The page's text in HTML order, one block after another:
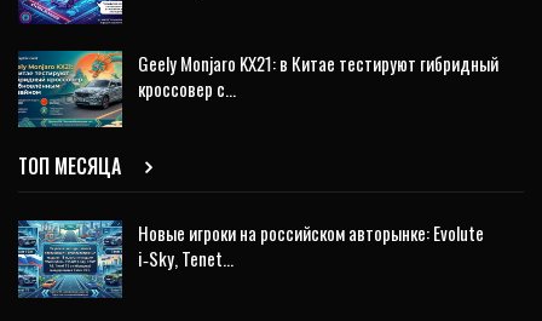
Geely Monjaro KX21: в Китае тестируют гибридный
кроссовер с…
ТОП МЕСЯЦА
Новые игроки на российском авторынке: Evolute
i‑Sky, Tenet…